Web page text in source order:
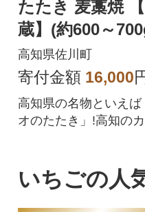
たたき 麦藁焼
蔵】(約600～
6ヶ月程度で発送
高知県佐川町
寄付金額 16,000
高知県の名物といえば
オのたたき」!高知の
肥えた方にも、感動的
しさをお届けいたしま
いちごの人